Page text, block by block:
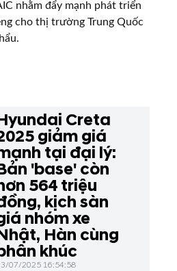
nhằm đẩy mạnh phát triển
cho thị trường Trung Quốc
Creta
giảm giá
tại đại lý:
'base' còn
564 triệu
kịch sàn
nhóm xe
Hàn cùng
khúc
07/2025 16:54:58